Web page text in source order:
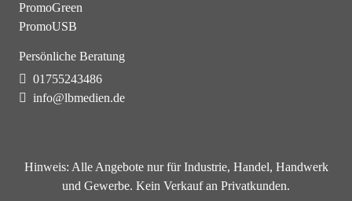
PromoGreen
PromoUSB
Persönliche Beratung
01755243486
info@lbmedien.de
Hinweis: Alle Angebote nur für Industrie, Handel, Handwerk
und Gewerbe. Kein Verkauf an Privatkunden.